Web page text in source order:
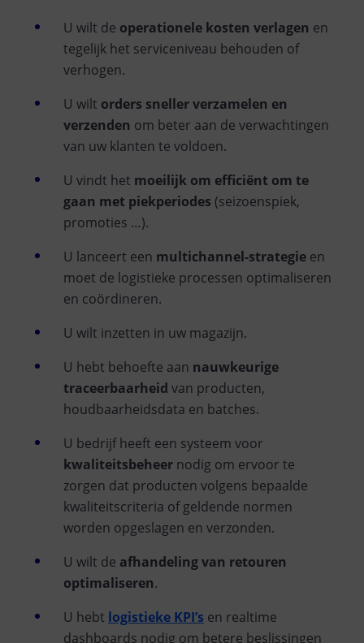
U wilt de operationele kosten verlagen en
tegelijk het serviceniveau behouden of
verhogen.
U wilt orders sneller verzamelen en
verzenden om beter aan de verwachtingen
van uw klanten te voldoen.
U vindt het moeilijk om efficiënt om te
gaan met piekperiodes (seizoenspiek,
promoties …).
U lanceert een multichannel-strategie en
moet de logistieke processen optimaliseren
en coördineren.
U wilt inzetten in uw magazijn.
U hebt behoefte aan nauwkeurige
traceerbaarheid van producten,
houdbaarheidsdata en batches.
U bedrijf heeft een systeem voor
kwaliteitsbeheer nodig om ervoor te
zorgen dat producten volgens bepaalde
kwaliteitscriteria of geldende normen
worden opgeslagen en verzonden.
U wilt de afhandeling van retouren
optimaliseren.
U hebt logistieke KPI’s en realtime
dashboards nodig om betere beslissingen